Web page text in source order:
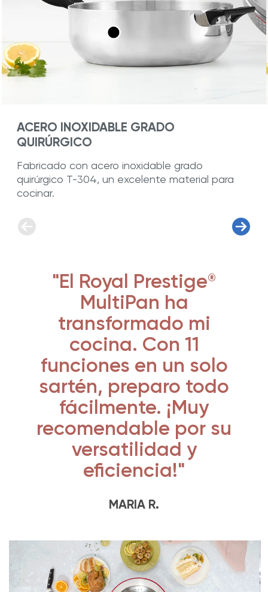
Seguridad| Las asas ergonómicas no se
calientan al cocinar sobre la estufa.
ACERO INOXIDABLE GRADO
QUIRÚRGICO
Fabricado con acero inoxidable grado
quirúrgico T-304, un excelente material para
cocinar.
"El Royal Prestige®
MultiPan ha
transformado mi
cocina. Con 11
funciones en un solo
sartén, preparo todo
fácilmente. ¡Muy
recomendable por su
versatilidad y
eficiencia!"
MARIA R.